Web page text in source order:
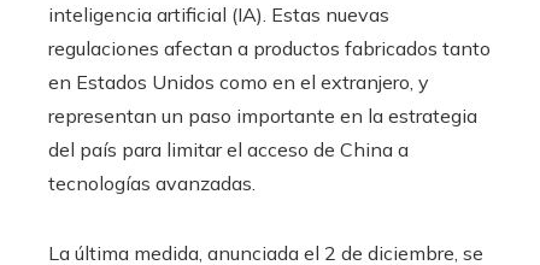
inteligencia artificial (IA). Estas nuevas
regulaciones afectan a productos fabricados tanto
en Estados Unidos como en el extranjero, y
representan un paso importante en la estrategia
del país para limitar el acceso de China a
tecnologías avanzadas.
La última medida, anunciada el 2 de diciembre, se